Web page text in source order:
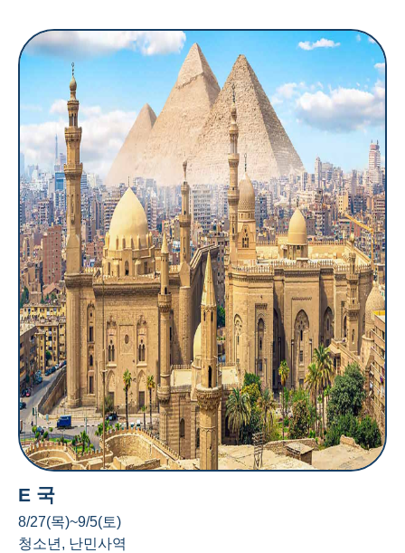
E 국
8/27(목)~9/5(토)
청소년, 난민사역